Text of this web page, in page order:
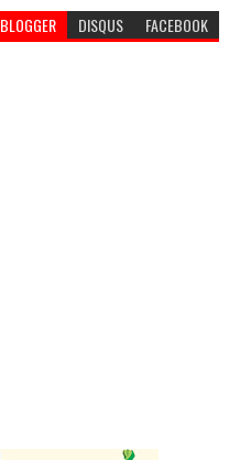
BLOGGER DISQUS FACEBOOK